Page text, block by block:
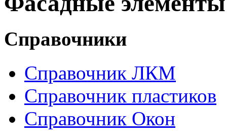
Справочники
Справочник ЛКМ
Справочник пластиков
Справочник Окон